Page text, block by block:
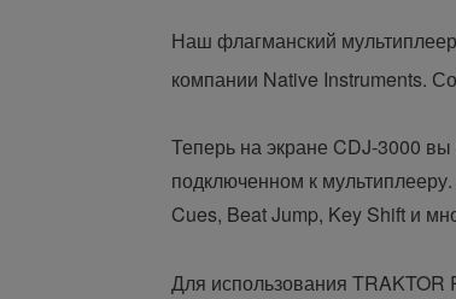
Наш флагманский мультиплеер
компании Native Instruments.
Теперь на экране CDJ-3000
подключенном к
Cues, Beat Jump, Key Shift и
Для использования TRAKTOR